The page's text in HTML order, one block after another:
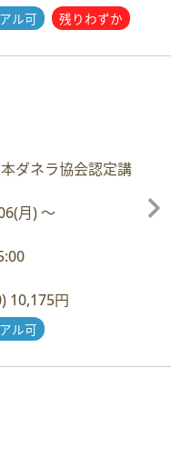
ル可 残りわずか
ダネラ協会認定講
(月)～
10,175円
ル可